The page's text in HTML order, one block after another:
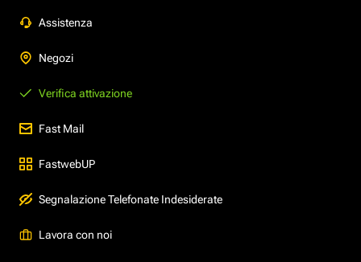
Assistenza
Negozi
Verifica attivazione
Fast Mail
FastwebUP
Segnalazione Telefonate Indesiderate
Lavora con noi